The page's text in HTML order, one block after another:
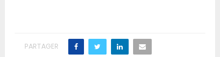
PARTAGER